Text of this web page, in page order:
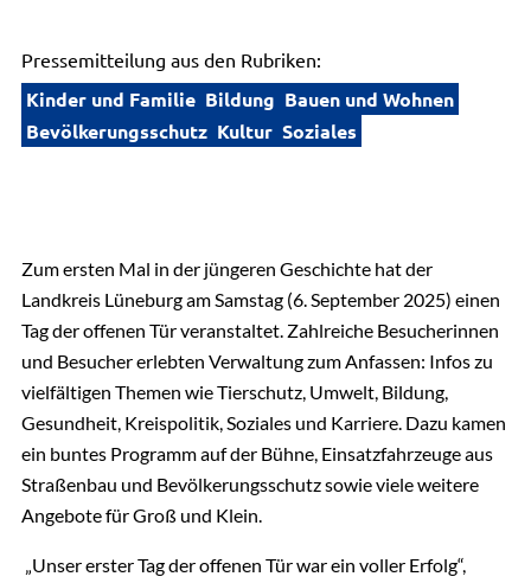
Pressemitteilung aus den Rubriken:
Kinder und Familie Bildung Bauen und Wohnen
Bevölkerungsschutz Kultur Soziales
Zum ersten Mal in der jüngeren Geschichte hat der
Landkreis Lüneburg am Samstag (6. September 2025) einen
Tag der offenen Tür veranstaltet. Zahlreiche Besucherinnen
und Besucher erlebten Verwaltung zum Anfassen: Infos zu
vielfältigen Themen wie Tierschutz, Umwelt, Bildung,
Gesundheit, Kreispolitik, Soziales und Karriere. Dazu kamen
ein buntes Programm auf der Bühne, Einsatzfahrzeuge aus
Straßenbau und Bevölkerungsschutz sowie viele weitere
Angebote für Groß und Klein.
„Unser erster Tag der offenen Tür war ein voller Erfolg“,